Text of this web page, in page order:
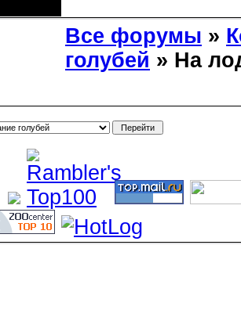
Все форумы »
голубей » На